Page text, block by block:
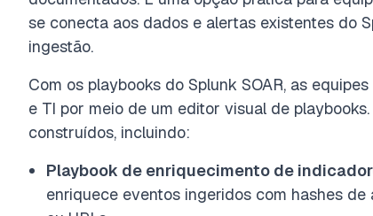
se conecta aos dados e alertas existentes do
ingestão.
Com os playbooks do Splunk SOAR, as
e TI por meio de um editor visual de
construídos, incluindo:
Playbook de enriquecimento de
enriquece eventos ingeridos com hashes